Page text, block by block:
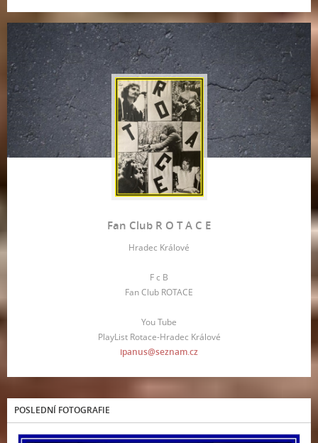
Fan Club R O T A C E
Hradec Králové
F c B
Fan Club ROTACE
You Tube
PlayList Rotace-Hradec Králové
ipanus@seznam.cz
POSLEDNÍ FOTOGRAFIE